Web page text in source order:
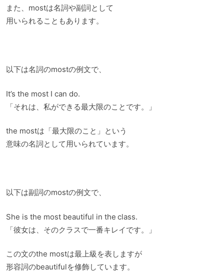
また、mostは名詞や副詞として
用いられることもあります。
以下は名詞のmostの例文で、
It’s the most I can do.
「それは、私ができる最大限のことです。」
the mostは「最大限のこと」という
意味の名詞として用いられています。
以下は副詞のmostの例文で、
She is the most beautiful in the class.
「彼女は、そのクラスで一番キレイです。」
この文のthe mostは最上級を表しますが
形容詞のbeautifulを修飾しています。